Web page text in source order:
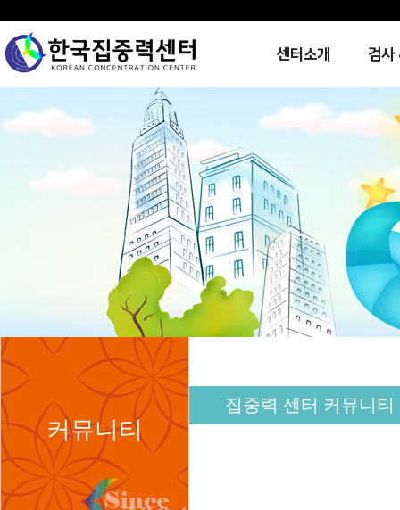
센터소개 검사
커뮤니티
집중력 센터 커뮤니티